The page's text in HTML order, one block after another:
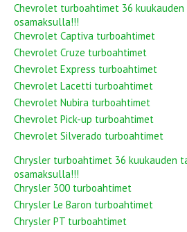
Chevrolet turboahtimet 36
osamaksulla!!!
Chevrolet Captiva turboahtimet
Chevrolet Cruze turboahtimet
Chevrolet Express turboahtimet
Chevrolet Lacetti turboahtimet
Chevrolet Nubira turboahtimet
Chevrolet Pick-up turboahtimet
Chevrolet Silverado turboahtimet
Chrysler turboahtimet 36 kuukauden
osamaksulla!!!
Chrysler 300 turboahtimet
Chrysler Le Baron turboahtimet
Chrysler PT turboahtimet